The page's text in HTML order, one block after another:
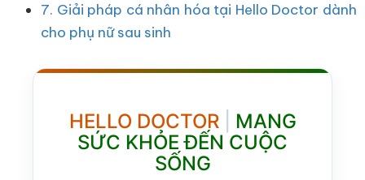
7. Giải pháp cá nhân hóa tại Hello Doctor dành
cho phụ nữ sau sinh
HELLO DOCTOR
MANG
SỨC KHỎE ĐẾN CUỘC
SỐNG